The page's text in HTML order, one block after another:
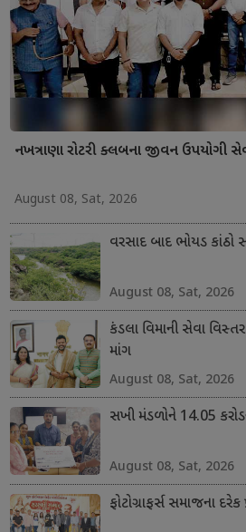
નખત્રાણા રોટરી ક્લબના જીવન ઉપયોગી
August 08, Sat, 2026
વરસાદ બાદ ભોયડ કાંઠો
August 08, Sat, 2026
કંડલા વિમાની સેવા
માંગ
August 08, Sat, 2026
સખી મંડળોને 14.05
August 08, Sat, 2026
ફોટોગ્રાફર્સ સમાજના